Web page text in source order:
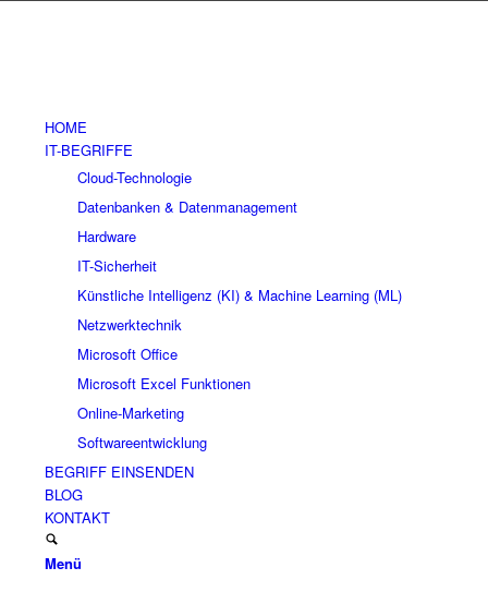
HOME
IT-BEGRIFFE
Cloud-Technologie
Datenbanken & Datenmanagement
Hardware
IT-Sicherheit
Künstliche Intelligenz (KI) & Machine Learning (ML)
Netzwerktechnik
Microsoft Office
Microsoft Excel Funktionen
Online-Marketing
Softwareentwicklung
BEGRIFF EINSENDEN
BLOG
KONTAKT
Menü